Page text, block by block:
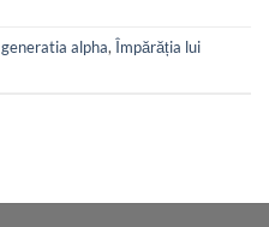
generatia alpha, Împărăția lui